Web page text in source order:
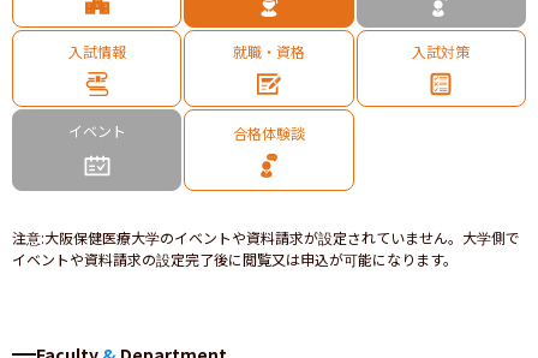
入試情報 就職・資格 入試対策
イベント 合格体験談
注意:大阪保健医療大学のイベントや資料請求が設定されていません。大学側で
イベントや資料請求の設定完了後に閲覧又は申込が可能になります。